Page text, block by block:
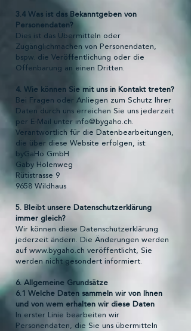
3.4 Was ist das Bekanntgeben von
Personendaten?
Dies ist das Übermitteln oder
Zugänglichmachen von Personendaten,
bspw. die Veröffentlichung oder die
Offenbarung an einen Dritten.
4. Wie können Sie mit uns in Kontakt treten?
Bei Fragen oder Anliegen zum Schutz Ihrer
Daten durch uns erreichen Sie uns jederzeit
per E-Mail unter info@bygaho.ch.
Verantwortlich für die Datenbearbeitungen,
die über diese Website erfolgen, ist:
byGaHo GmbH
Gaby Holenweg
Rütistrasse 9
9658 Wildhaus
5. Bleibt unsere Datenschutzerklärung
immer gleich?
Wir können diese Datenschutzerklärung
jederzeit ändern. Die Änderungen werden
auf www.bygaho.ch veröffentlicht, Sie
werden nicht gesondert informiert.
6. Allgemeine Grundsätze
6.1 Welche Daten sammeln wir von Ihnen
und von wem erhalten wir diese Daten
In erster Linie bearbeiten wir
Personendaten, die Sie uns übermitteln